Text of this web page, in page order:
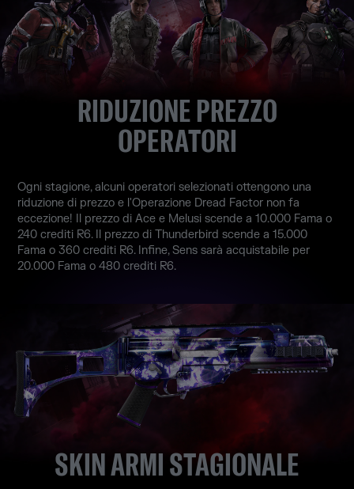
RIDUZIONE PREZZO
OPERATORI
Ogni stagione, alcuni operatori selezionati ottengono una
riduzione di prezzo e l'Operazione Dread Factor non fa
eccezione! Il prezzo di Ace e Melusi scende a 10.000 Fama o
240 crediti R6. Il prezzo di Thunderbird scende a 15.000
Fama o 360 crediti R6. Infine, Sens sarà acquistabile per
20.000 Fama o 480 crediti R6.
SKIN ARMI STAGIONALE